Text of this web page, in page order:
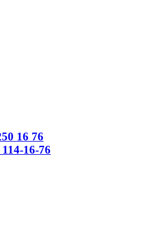
16 76
16-76